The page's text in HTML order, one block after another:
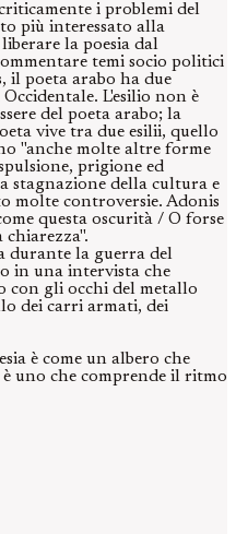
i problemi del
più interessato alla
la poesia dal
temi socio politici
il poeta arabo ha due
L'esilio non è
del poeta arabo; la
vive tra due esilii, quello
"anche molte altre forme
prigione ed
stagnazione della cultura e
molte controversie. Adonis
questa oscurità / O forse
chiarezza".
durante la guerra del
in una intervista che
con gli occhi del metallo
dei carri armati, dei
è come un albero che
uno che comprende il ritmo